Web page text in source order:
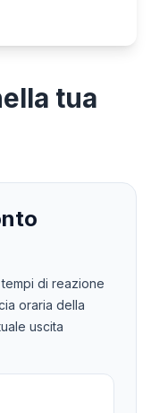
tua
di reazione
oraria della
uscita